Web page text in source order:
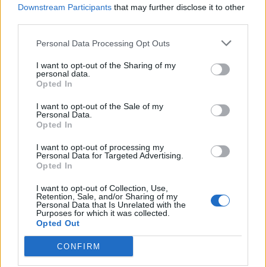
Downstream Participants that may further disclose it to other
Personal Data Processing Opt Outs
I want to opt-out of the Sharing of my
personal data.
Opted In
I want to opt-out of the Sale of my
Personal Data.
Opted In
I want to opt-out of processing my
Personal Data for Targeted Advertising.
Opted In
I want to opt-out of Collection, Use,
Retention, Sale, and/or Sharing of my
Personal Data that Is Unrelated with the
Purposes for which it was collected.
Opted Out
CONFIRM
realizar inversiones que mejoraran el servicio”, ha
necesarios para cambiar de rumbo cuando las
costado navegar en este ambiente porque nos hemos
enfrentado a contextos inéditos y de alta presión”, ha
precisó: “hemos comprobado que necesitamos cultivar
una nueva actitud ante este tipo de desafíos”.